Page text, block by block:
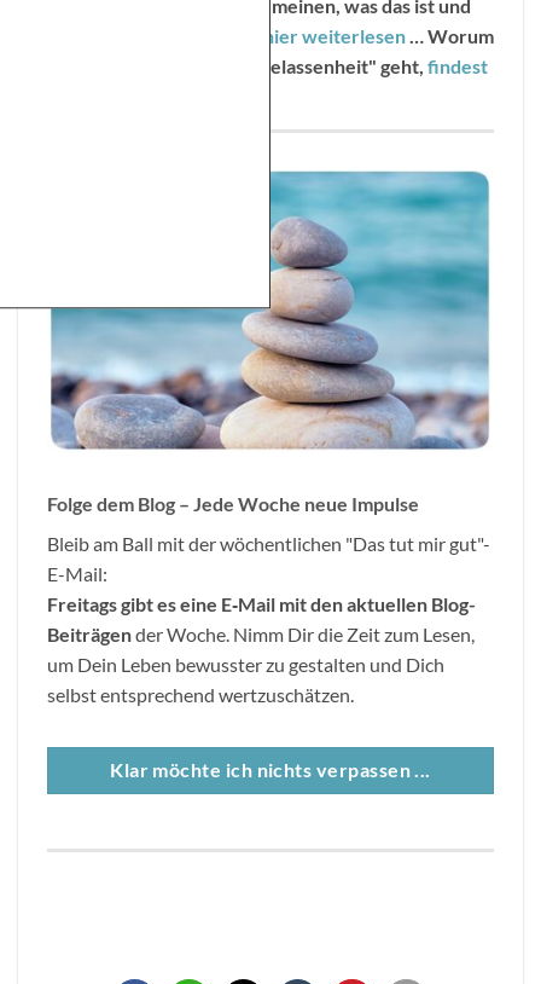
Über Achtsamkeit im allgemeinen, was das ist und
hier weiterlesen…Worum
es speziell beim Thema "Gelassenheit" geht, findest
Folge dem Blog – Jede Woche neue Impulse
Bleib am Ball mit der wöchentlichen "Das tut mir gut"-
E-Mail:
Freitags gibt es eine E‐Mail mit den aktuellen Blog-
Beiträgender Woche. Nimm Dir die Zeit zum Lesen,
um Dein Leben bewusster zu gestalten und Dich
selbst entsprechend wertzuschätzen.
Klar möchte ich nichts verpassen ...